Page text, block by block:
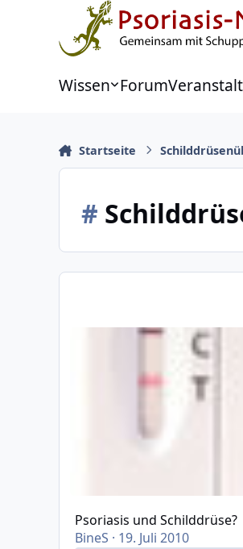
Zu Inhalt springen
Wissen Forum
Startseite
#
Psoriasis und Schilddrüse?
Psoriasis und Schilddrüse?
BineS · 19. Juli 2010